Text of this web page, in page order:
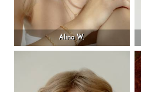
Alina W.